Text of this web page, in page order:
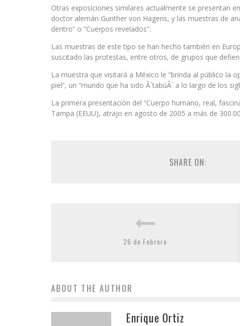
Otras exposiciones similares actualmente se presentan
doctor alemán Gunther von Hagens, y las muestras de
dentro” o “Cuerpos revelados”.
Las muestras de este tipo se han hecho también en
suscitado las protestas, entre otros, de grupos que
La muestra que visitará a México le “brinda al público la
piel”, un “mundo que ha sido Â´tabúÂ´ a lo largo de los
La primera presentación del “Cuerpo humano, real,
Tampa (EEUU), atrajo en agosto de 2005 a más de
SHARE ON:
26 de Febrero
ABOUT THE AUTHOR
Enrique Ortiz